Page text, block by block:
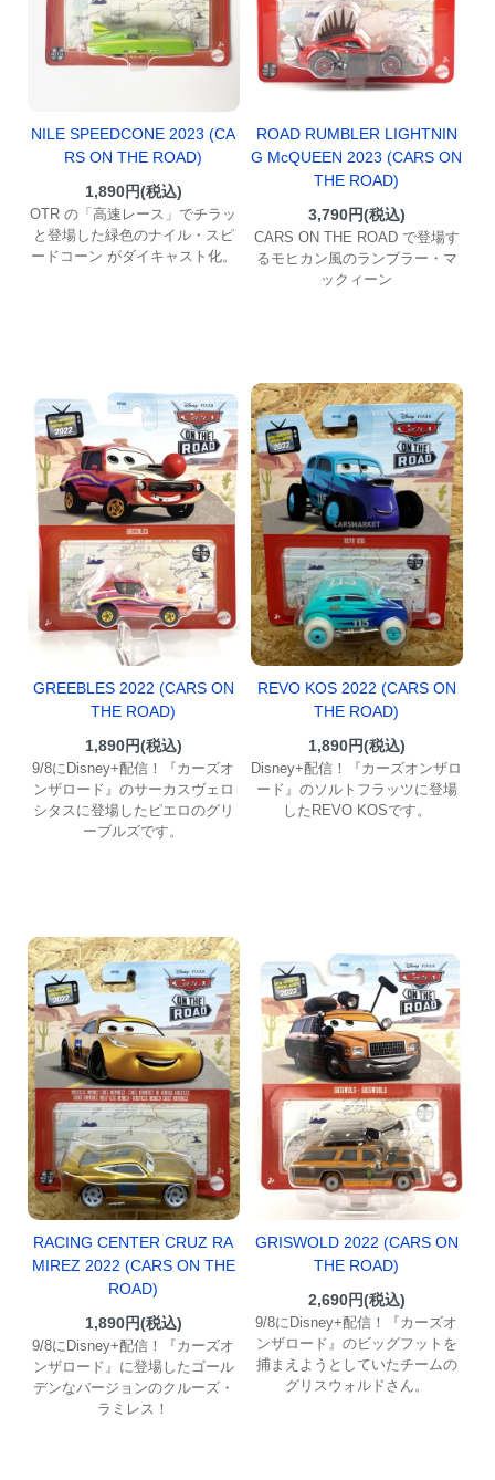
NILE SPEEDCONE 2023 (CA
RS ON THE ROAD)
1,890円(税込)
OTR の「高速レース」でチラッ
と登場した緑色のナイル・スピ
ードコーン がダイキャスト化。
ROAD RUMBLER LIGHTNIN
G McQUEEN 2023 (CARS ON
THE ROAD)
3,790円(税込)
CARS ON THE ROAD で登場す
るモヒカン風のランブラー・マ
ックィーン
GREEBLES 2022 (CARS ON
THE ROAD)
1,890円(税込)
9/8にDisney+配信！『カーズオ
ンザロード』のサーカスヴェロ
シタスに登場したピエロのグリ
ーブルズです。
REVO KOS 2022 (CARS ON
THE ROAD)
1,890円(税込)
Disney+配信！『カーズオンザロ
ード』のソルトフラッツに登場
したREVO KOSです。
RACING CENTER CRUZ RA
MIREZ 2022 (CARS ON THE
ROAD)
1,890円(税込)
9/8にDisney+配信！『カーズオ
ンザロード』に登場したゴール
デンなバージョンのクルーズ・
ラミレス！
GRISWOLD 2022 (CARS ON
THE ROAD)
2,690円(税込)
9/8にDisney+配信！『カーズオ
ンザロード』のビッグフットを
捕まえようとしていたチームの
グリスウォルドさん。